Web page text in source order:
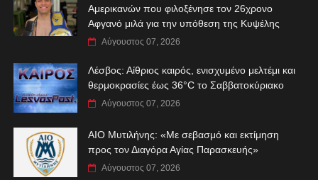
Αμερικανών που φιλοξένησε τον 26χρονο
Αφγανό μιλά για την υπόθεση της Κυψέλης
Αύγουστος 07, 2026
Λέσβος: Αίθριος καιρός, ενισχυμένο μελτέμι και
θερμοκρασίες έως 36°C το Σαββατοκύριακο
Αύγουστος 07, 2026
ΑIO Μυτιλήνης: «Με σεβασμό και εκτίμηση
προς τον Διαγόρα Αγίας Παρασκευής»
Αύγουστος 07, 2026